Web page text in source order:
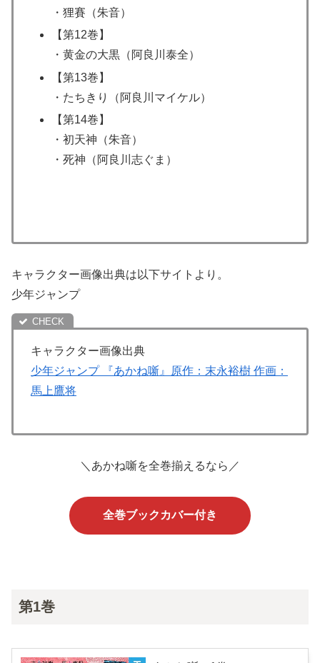
・狸賽（朱音）
【第12巻】
・黄金の大黒（阿良川泰全）
【第13巻】
・たちきり（阿良川マイケル）
【第14巻】
・初天神（朱音）
・死神（阿良川志ぐま）
キャラクター画像出典は以下サイトより。
少年ジャンプ
キャラクター画像出典
少年ジャンプ 『あかね噺』原作：末永裕樹 作画：
馬上鷹将
＼あかね噺を全巻揃えるなら／
全巻ブックカバー付き
第1巻